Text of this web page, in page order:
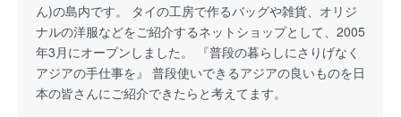
ん)の島内です。 タイの工房で作るバッグや雑貨、オリジ
ナルの洋服などをご紹介するネットショップとして、2005
年3月にオープンしました。 『普段の暮らしにさりげなく
アジアの手仕事を』 普段使いできるアジアの良いものを日
本の皆さんにご紹介できたらと考えてます。